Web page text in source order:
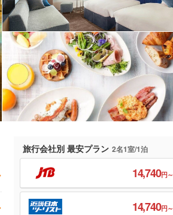
旅行会社別 最安プラン 2名1室/1泊
14,740円～
14,740円～